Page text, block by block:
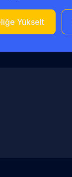
Yükselt